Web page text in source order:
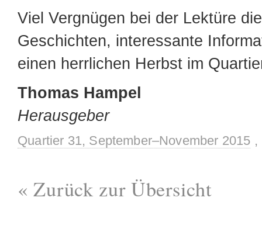
Viel Vergnügen bei der Lektüre
Geschichten, interessante
einen herrlichen Herbst im
Thomas Hampel
Herausgeber
Quartier 31, September–November 2015 ,
« Zurück zur Übersicht